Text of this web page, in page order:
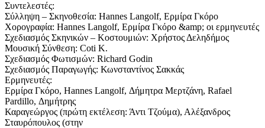
Συντελεστές:
Σύλληψη – Σκηνοθεσία: Hannes Langolf, Ερμίρα Γκόρο
Χορογραφία: Hannes Langolf, Ερμίρα Γκόρο &amp; οι ερμηνευτές
Σχεδιασμός Σκηνικών – Κοστουμιών: Χρήστος Δεληδήμος
Μουσική Σύνθεση: Coti K.
Σχεδιασμός Φωτισμών: Richard Godin
Σχεδιασμός Παραγωγής: Κωνσταντίνος Σακκάς
Ερμηνευτές:
Ερμίρα Γκόρο, Hannes Langolf, Δήμητρα Μερτζάνη, Rafael
Pardillo, Δημήτρης
Καραγεώργος (πρώτη εκτέλεση: Άντι Τζούμα), Αλέξανδρος
Σταυρόπουλος (στην